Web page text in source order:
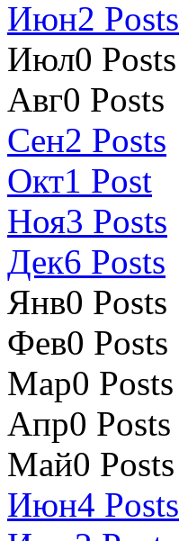
Июн2 Posts
Июл0 Posts
Авг0 Posts
Сен2 Posts
Окт1 Post
Ноя3 Posts
Дек6 Posts
Янв0 Posts
Фев0 Posts
Мар0 Posts
Апр0 Posts
Май0 Posts
Июн4 Posts